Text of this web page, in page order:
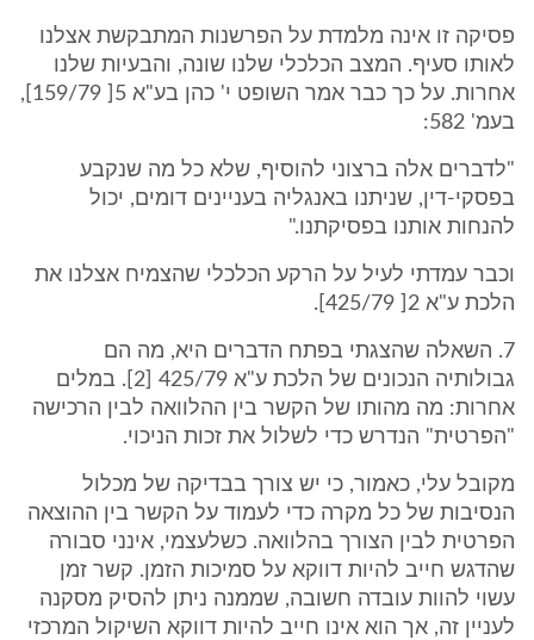
פסיקה זו אינה מלמדת על הפרשנות המתבקשת אצלנו
לאותו סעיף. המצב הכלכלי שלנו שונה, והבעיות שלנו
אחרות. על כך כבר אמר השופט י' כהן בע"א 5[ 159/79],
בעמ' 582:
"לדברים אלה ברצוני להוסיף, שלא כל מה שנקבע
בפסקי-דין, שניתנו באנגליה בעניינים דומים, יכול
להנחות אותנו בפסיקתנו."
וכבר עמדתי לעיל על הרקע הכלכלי שהצמיח אצלנו את
הלכת ע"א 2[ 425/79].
7. השאלה שהצגתי בפתח הדברים היא, מה הם
גבולותיה הנכונים של הלכת ע"א 425/79 [2]. במלים
אחרות: מה מהותו של הקשר בין ההלוואה לבין הרכישה
"הפרטית" הנדרש כדי לשלול את זכות הניכוי.
מקובל עלי, כאמור, כי יש צורך בבדיקה של מכלול
הנסיבות של כל מקרה כדי לעמוד על הקשר בין ההוצאה
הפרטית לבין הצורך בהלוואה. כשלעצמי, אינני סבורה
שהדגש חייב להיות דווקא על סמיכות הזמן. קשר זמן
עשוי להוות עובדה חשובה, שממנה ניתן להסיק מסקנה
לעניין זה, אך הוא אינו חייב להיות דווקא השיקול המרכזי